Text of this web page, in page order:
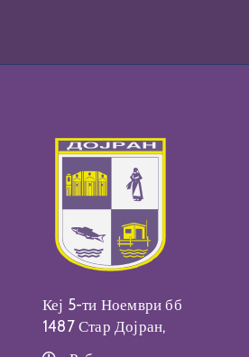
Кеј 5-ти Ноември бб
1487 Стар Дојран,